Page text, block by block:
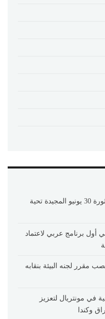
المستشار عبد الكريم: في ذكرى ثورة 30 يونيو المجيدة تحية
أول برنامج عربي لاعتماد
مقرر لجنه البيئة بنقابه
في مونتريال لتعزيز
وكندا